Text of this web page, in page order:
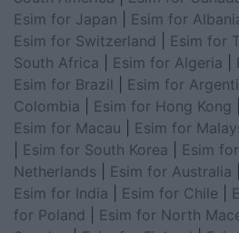
Esim for Japan
Esim for
Esim for Switzerland
Esim for
South Africa
Esim for Algeria
Esim for Brazil
Esim for
Colombia
Esim for Hong Kong
Esim for Macau
Esim for
Esim for South Korea Esim
Netherlands
Esim for Australia
Esim for India
Esim for Chile
for Poland
Esim for North